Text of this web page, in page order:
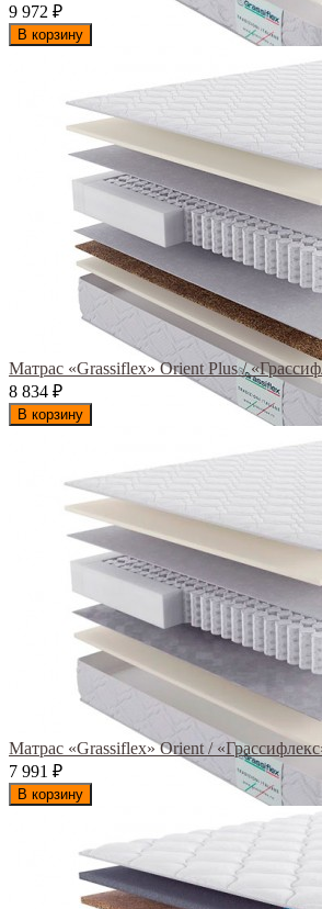
9 972 ₽
В корзину
Матрас «Grassiflex» Orient Plus /
8 834 ₽
В корзину
Матрас «Grassiflex» Orient /
7 991
₽
В корзину